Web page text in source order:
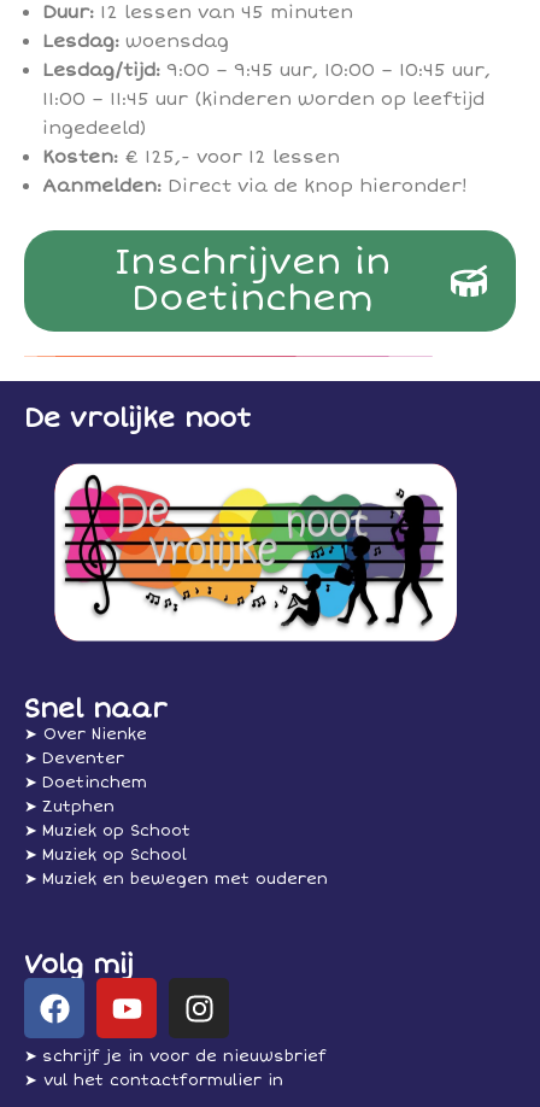
Duur: 12 lessen van 45 minuten
Lesdag: woensdag
Lesdag/tijd: 9:00 – 9:45 uur, 10:00 – 10:45 uur,
11:00 – 11:45 uur (kinderen worden op leeftijd
ingedeeld)
Kosten: € 125,- voor 12 lessen
Aanmelden: Direct via de knop hieronder!
Inschrijven in
Doetinchem
De vrolijke noot
Snel naar
➤ Over Nienke
➤ Deventer
➤ Doetinchem
➤ Zutphen
➤ Muziek op Schoot
➤ Muziek op School
➤ Muziek en bewegen met ouderen
Volg mij
➤ schrijf je in voor de nieuwsbrief
➤ vul het contactformulier in